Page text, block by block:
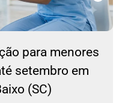
para menores
setembro em
(SC)